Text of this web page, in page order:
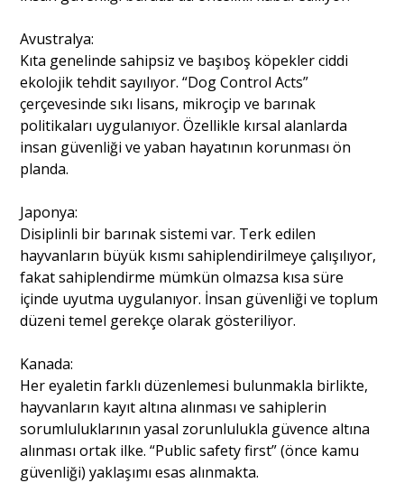
Avustralya:
Kıta genelinde sahipsiz ve başıboş köpekler ciddi
ekolojik tehdit sayılıyor. “Dog Control Acts”
çerçevesinde sıkı lisans, mikroçip ve barınak
politikaları uygulanıyor. Özellikle kırsal alanlarda
insan güvenliği ve yaban hayatının korunması ön
planda.
Japonya:
Disiplinli bir barınak sistemi var. Terk edilen
hayvanların büyük kısmı sahiplendirilmeye çalışılıyor,
fakat sahiplendirme mümkün olmazsa kısa süre
içinde uyutma uygulanıyor. İnsan güvenliği ve toplum
düzeni temel gerekçe olarak gösteriliyor.
Kanada:
Her eyaletin farklı düzenlemesi bulunmakla birlikte,
hayvanların kayıt altına alınması ve sahiplerin
sorumluluklarının yasal zorunlulukla güvence altına
alınması ortak ilke. “Public safety first” (önce kamu
güvenliği) yaklaşımı esas alınmakta.